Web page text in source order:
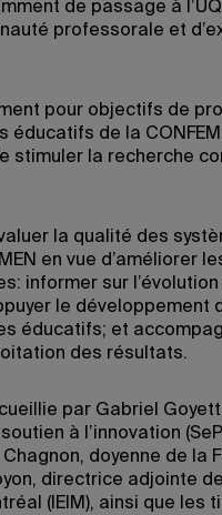
de passage à
professorale et
pour objectifs de
éducatifs de la
stimuler la recherche
la qualité des
en vue d’améliorer
informer sur
le développement
éducatifs; et
des résultats.
par Gabriel
à l’innovation
doyenne de la
directrice adjointe
(IEIM), ainsi que les